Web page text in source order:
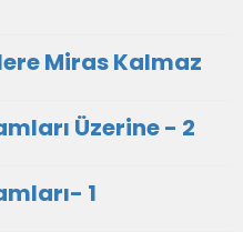
Miras Kalmaz
Üzerine - 2
1